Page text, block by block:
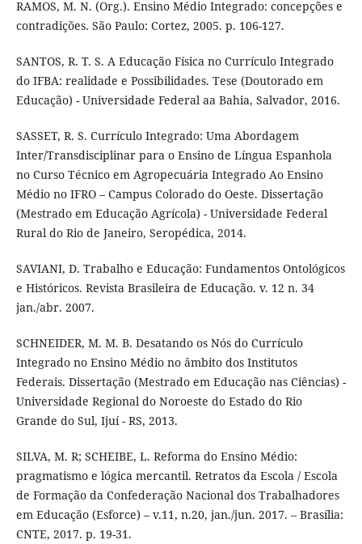
RAMOS, M. N. (Org.). Ensino Médio Integrado: concepções e
contradições. São Paulo: Cortez, 2005. p. 106-127.
SANTOS, R. T. S. A Educação Física no Currículo Integrado
do IFBA: realidade e Possibilidades. Tese (Doutorado em
Educação) - Universidade Federal aa Bahia, Salvador, 2016.
SASSET, R. S. Currículo Integrado: Uma Abordagem
Inter/Transdisciplinar para o Ensino de Língua Espanhola
no Curso Técnico em Agropecuária Integrado Ao Ensino
Médio no IFRO – Campus Colorado do Oeste. Dissertação
(Mestrado em Educação Agrícola) - Universidade Federal
Rural do Rio de Janeiro, Seropédica, 2014.
SAVIANI, D. Trabalho e Educação: Fundamentos Ontológicos
e Históricos. Revista Brasileira de Educação. v. 12 n. 34
jan./abr. 2007.
SCHNEIDER, M. M. B. Desatando os Nós do Currículo
Integrado no Ensino Médio no âmbito dos Institutos
Federais. Dissertação (Mestrado em Educação nas Ciências) -
Universidade Regional do Noroeste do Estado do Rio
Grande do Sul, Ijuí - RS, 2013.
SILVA, M. R; SCHEIBE, L. Reforma do Ensino Médio:
pragmatismo e lógica mercantil. Retratos da Escola / Escola
de Formação da Confederação Nacional dos Trabalhadores
em Educação (Esforce) – v.11, n.20, jan./jun. 2017. – Brasília:
CNTE, 2017. p. 19-31.